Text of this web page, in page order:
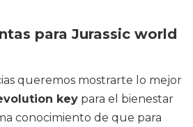
para Jurassic world
queremos mostrarte lo mejor
key para el bienestar
conocimiento de que para